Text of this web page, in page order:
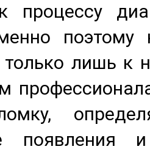
процессу
поэтому
только лишь к
появления